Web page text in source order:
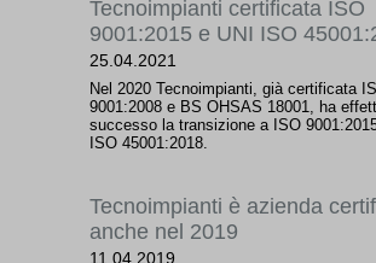
Tecnoimpianti certificata ISO
9001:2015 e UNI ISO
25.04.2021
Nel 2020 Tecnoimpianti, già certificata
9001:2008 e BS OHSAS 18001, ha
successo la transizione a ISO
ISO 45001:2018.
Tecnoimpianti è azienda
anche nel 2019
11.04.2019